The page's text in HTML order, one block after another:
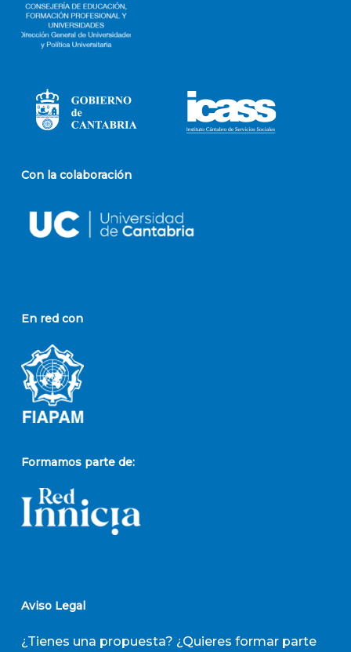
Con la colaboración
En red con
Formamos parte de:
Aviso Legal
¿Tienes una propuesta? ¿Quieres formar parte